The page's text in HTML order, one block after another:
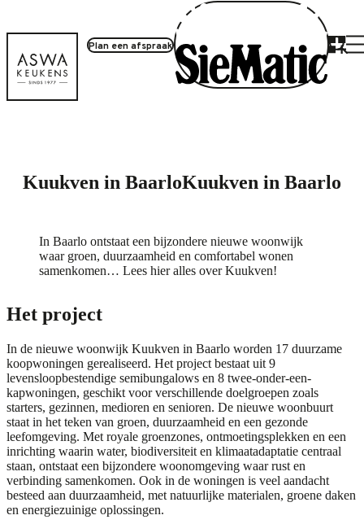
Plan een afspraak
Kuukven in BaarloKuukven in Baarlo
In Baarlo ontstaat een bijzondere nieuwe woonwijk
waar groen, duurzaamheid en comfortabel wonen
samenkomen… Lees hier alles over Kuukven!
Het project
In de nieuwe woonwijk Kuukven in Baarlo worden 17 duurzame
koopwoningen gerealiseerd. Het project bestaat uit 9
levensloopbestendige semibungalows en 8 twee-onder-een-
kapwoningen, geschikt voor verschillende doelgroepen zoals
starters, gezinnen, medioren en senioren. De nieuwe woonbuurt
staat in het teken van groen, duurzaamheid en een gezonde
leefomgeving. Met royale groenzones, ontmoetingsplekken en een
inrichting waarin water, biodiversiteit en klimaatadaptatie centraal
staan, ontstaat een bijzondere woonomgeving waar rust en
verbinding samenkomen. Ook in de woningen is veel aandacht
besteed aan duurzaamheid, met natuurlijke materialen, groene daken
en energiezuinige oplossingen.